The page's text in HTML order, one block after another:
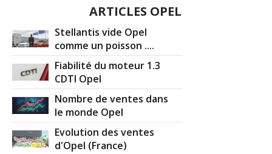
ARTICLES OPEL
Stellantis vide Opel
comme un poisson ....
Fiabilité du moteur 1.3
CDTI Opel
Nombre de ventes dans
le monde Opel
Evolution des ventes
d'Opel (France)